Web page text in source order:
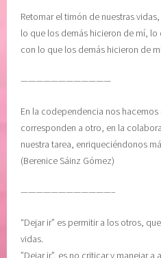
a
b
i
i
a
d
Retomar el timón de nuestras
lo que los demás hicieron de mí,
con lo que los demás hicieron de
————————————
En la codependencia nos
corresponden a otro, en la
nuestra tarea, enriqueciéndonos
(Berenice Sáinz Gómez)
————————————–
“Dejar ir” es permitir a los otros,
vidas.